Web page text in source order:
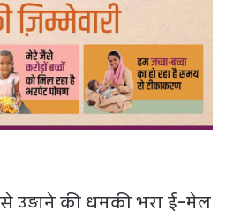
से उड़ाने की धमकी भरा ई-मेल